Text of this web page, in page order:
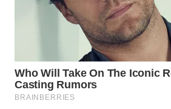
WN
NATUNA